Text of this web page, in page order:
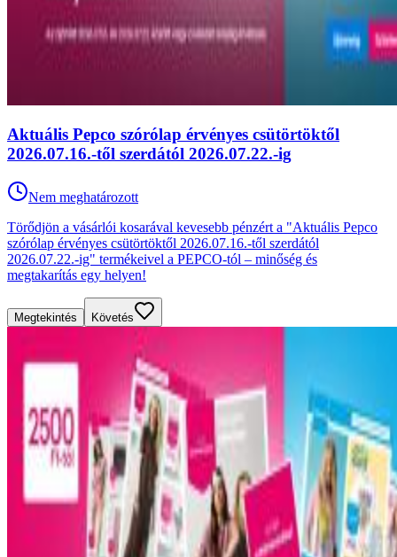
Aktuális Pepco szórólap érvényes csütörtöktől
2026.07.16.-től szerdától 2026.07.22.-ig
Nem meghatározott
Törődjön a vásárlói kosarával kevesebb pénzért a "Aktuális Pepco
szórólap érvényes csütörtöktől 2026.07.16.-től szerdától
2026.07.22.-ig" termékeivel a PEPCO-tól – minőség és
megtakarítás egy helyen!
Megtekintés Követés